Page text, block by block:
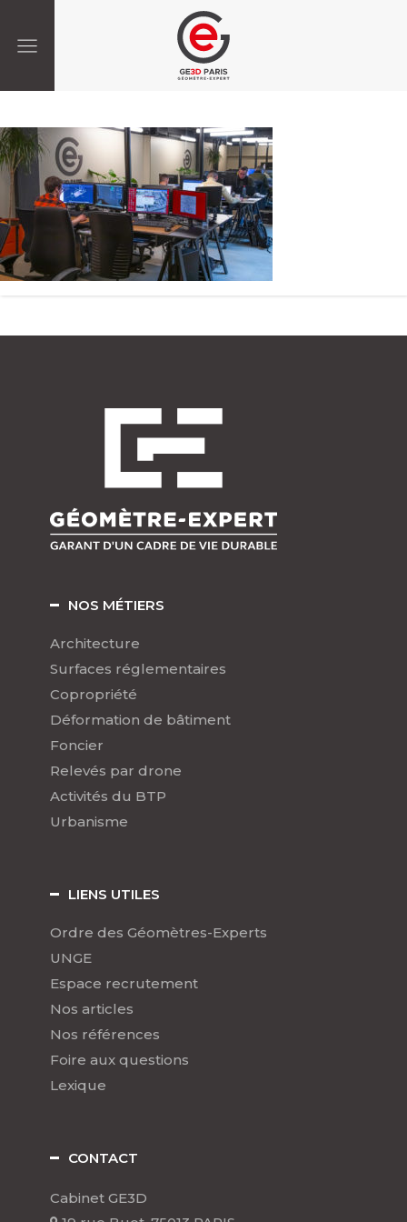
NOS MÉTIERS
Architecture
Surfaces réglementaires
Copropriété
Déformation de bâtiment
Foncier
Relevés par drone
Activités du BTP
Urbanisme
LIENS UTILES
Ordre des Géomètres-Experts
UNGE
Espace recrutement
Nos articles
Nos références
Foire aux questions
Lexique
CONTACT
Cabinet GE3D